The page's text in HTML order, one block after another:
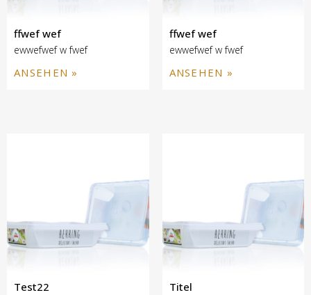
ffwef wef
ewwefwef w fwef
ANSEHEN »
ffwef wef
ewwefwef w fwef
ANSEHEN »
Test22 Titel